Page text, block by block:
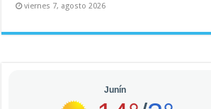
viernes 7, agosto 2026